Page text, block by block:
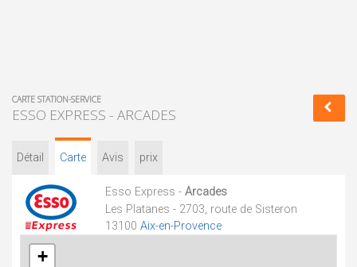
CARTE STATION-SERVICE
ESSO EXPRESS - ARCADES
Détail Carte Avis prix
Esso Express - Arcades
Les Platanes - 2703, route de Sisteron
13100 Aix-en-Provence
+